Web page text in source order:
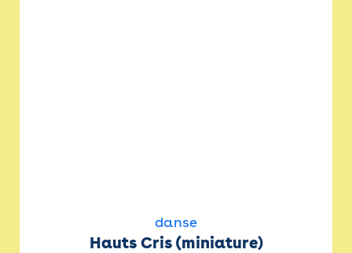
danse
Hauts Cris (miniature)